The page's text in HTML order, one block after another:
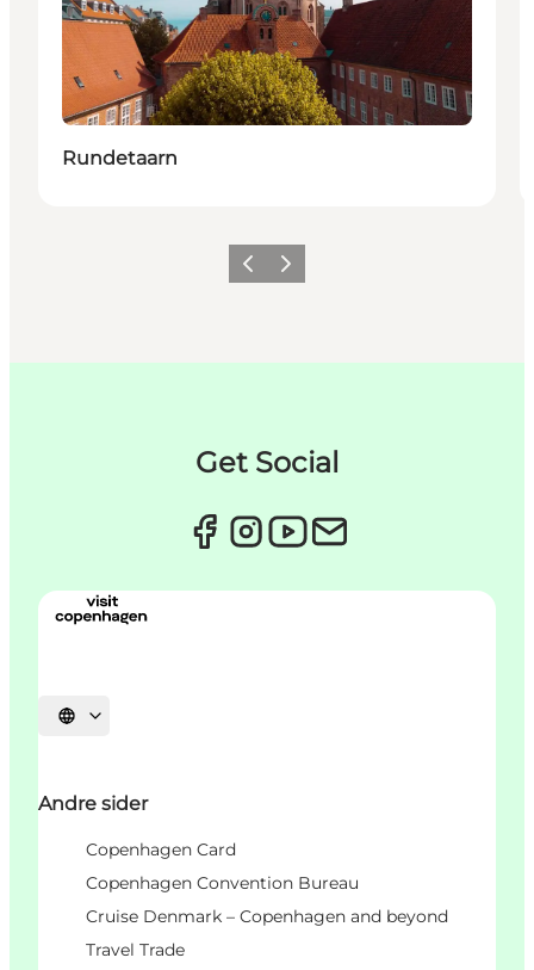
Rundetaarn
Previous
Next
Get Social
Select language
Andre sider
Copenhagen Card
Copenhagen Convention Bureau
Cruise Denmark – Copenhagen and beyond
Travel Trade